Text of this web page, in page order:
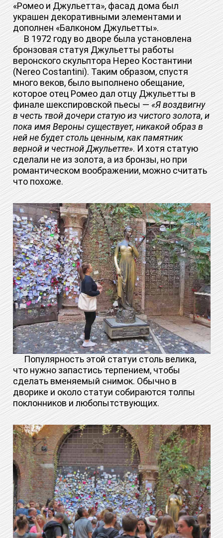
«Ромео и Джульетта», фасад дома был
украшен декоративными элементами и
дополнен «Балконом Джульетты».
В 1972 году во дворе была установлена
бронзовая статуя Джульетты работы
веронского скульптора Нерео Костантини
(Nereo Costantini). Таким образом, спустя
много веков, было выполнено обещание,
которое отец Ромео дал отцу Джульетты в
финале шекспировской пьесы —«Я воздвигну
в честь твой дочери статую из чистого золота, и
пока имя Вероны существует, никакой образ в
ней не будет столь ценным, как памятник
верной и честной Джульетте». И хотя статую
сделали не из золота, а из бронзы, но при
романтическом воображении, можно считать
что похоже.
Популярность этой статуи столь велика,
что нужно запастись терпением, чтобы
сделать вменяемый снимок. Обычно в
дворике и около статуи собираются толпы
поклонников и любопытствующих.